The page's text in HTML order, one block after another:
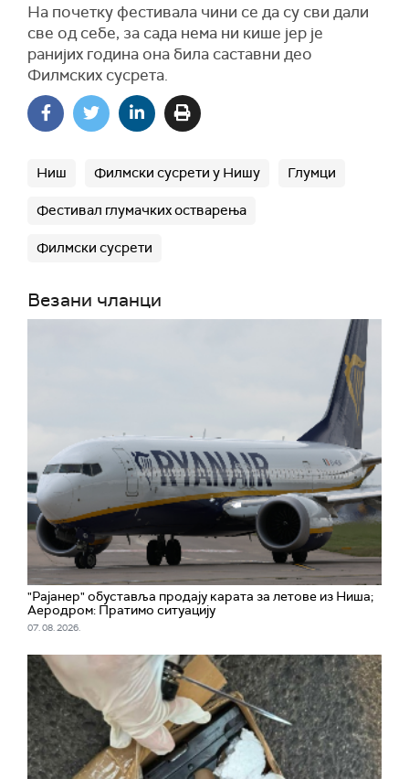
На почетку фестивала чини се да су сви дали
све од себе, за сада нема ни кише јер је
ранијих година она била саставни део
Филмских сусрета.
Ниш Филмски сусрети у Нишу Глумци
Фестивал глумачких остварења
Филмски сусрети
Везани чланци
"Рајанер" обуставља продају карата за летове из Ниша;
Аеродром: Пратимо ситуацију
07. 08. 2026.